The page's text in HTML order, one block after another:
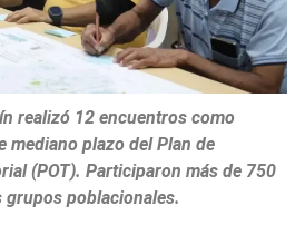
realizó 12 encuentros como
mediano plazo del Plan de
(POT). Participaron más de 750
poblacionales.